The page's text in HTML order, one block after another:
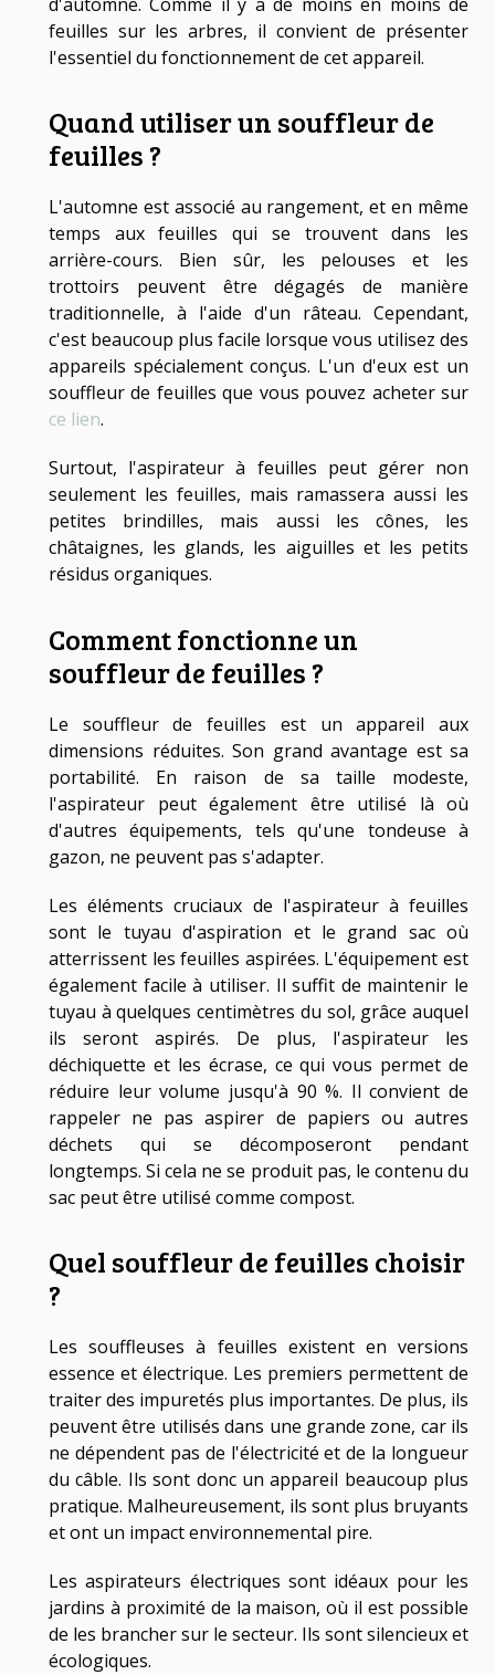
feuilles sur les arbres, il convient de présenter
l'essentiel du fonctionnement de cet appareil.
Quand utiliser un souffleur de
feuilles ?
L'automne est associé au rangement, et en même
temps aux feuilles qui se trouvent dans les
arrière-cours. Bien sûr, les pelouses et les
trottoirs peuvent être dégagés de manière
traditionnelle, à l'aide d'un râteau. Cependant,
c'est beaucoup plus facile lorsque vous utilisez des
appareils spécialement conçus. L'un d'eux est un
souffleur de feuilles que vous pouvez acheter sur
ce lien.
Surtout, l'aspirateur à feuilles peut gérer non
seulement les feuilles, mais ramassera aussi les
petites brindilles, mais aussi les cônes, les
châtaignes, les glands, les aiguilles et les petits
résidus organiques.
Comment fonctionne un
souffleur de feuilles ?
Le souffleur de feuilles est un appareil aux
dimensions réduites. Son grand avantage est sa
portabilité. En raison de sa taille modeste,
l'aspirateur peut également être utilisé là où
d'autres équipements, tels qu'une tondeuse à
gazon, ne peuvent pas s'adapter.
Les éléments cruciaux de l'aspirateur à feuilles
sont le tuyau d'aspiration et le grand sac où
atterrissent les feuilles aspirées. L'équipement est
également facile à utiliser. Il suffit de maintenir le
tuyau à quelques centimètres du sol, grâce auquel
ils seront aspirés. De plus, l'aspirateur les
déchiquette et les écrase, ce qui vous permet de
réduire leur volume jusqu'à 90 %. Il convient de
rappeler ne pas aspirer de papiers ou autres
déchets qui se décomposeront pendant
longtemps. Si cela ne se produit pas, le contenu du
sac peut être utilisé comme compost.
Quel souffleur de feuilles choisir
?
Les souffleuses à feuilles existent en versions
essence et électrique. Les premiers permettent de
traiter des impuretés plus importantes. De plus, ils
peuvent être utilisés dans une grande zone, car ils
ne dépendent pas de l'électricité et de la longueur
du câble. Ils sont donc un appareil beaucoup plus
pratique. Malheureusement, ils sont plus bruyants
et ont un impact environnemental pire.
Les aspirateurs électriques sont idéaux pour les
jardins à proximité de la maison, où il est possible
de les brancher sur le secteur. Ils sont silencieux et
écologiques.